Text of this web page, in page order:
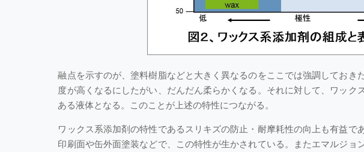
融点を示すのが、塗料樹脂などと大きく異なるのをここでは強調しておき
度が高くなるにしたがい、だんだん柔らかくなる。それに対して、ワック
ある液体となる。このことが上述の特性につながる。
ワックス系添加剤の特性であるスリキズの防止・耐摩耗性の向上も有益で
印刷面や缶外面塗装などで、この特性が生かされている。またエマルジョ